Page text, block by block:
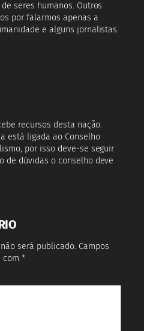
seres humanos. Outros
por falarmos apenas a
e alguns jornalistas.
recursos desta nação.
está ligada ao Conselho
por isso deve-se seguir
de dúvidas o conselho deve
será publicado. Campos
com *